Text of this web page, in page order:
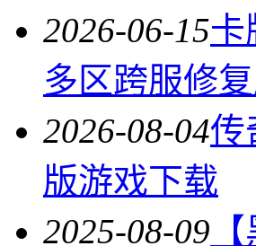
2026-06-15卡
多区跨服修复
2026-08-04传
版游戏下载
2025-08-09